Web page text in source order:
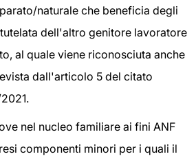
naturale che beneficia degli
dell'altro genitore lavoratore
al quale viene riconosciuta anche
dall'articolo 5 del citato
nel nucleo familiare ai fini ANF
componenti minori per i quali il